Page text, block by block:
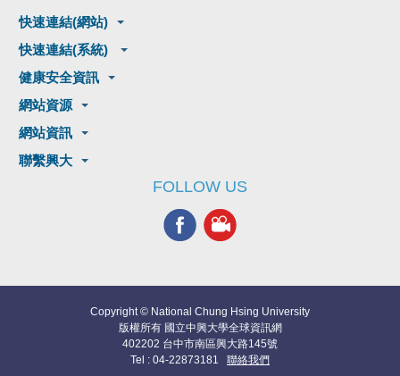
快速連結(網站)
快速連結(系統)
健康安全資訊
網站資源
網站資訊
聯繫興大
FOLLOW US
Copyright © National Chung Hsing University
版權所有 國立中興大學全球資訊網
402202 台中市南區興大路145號
Tel : 04-22873181 聯絡我們